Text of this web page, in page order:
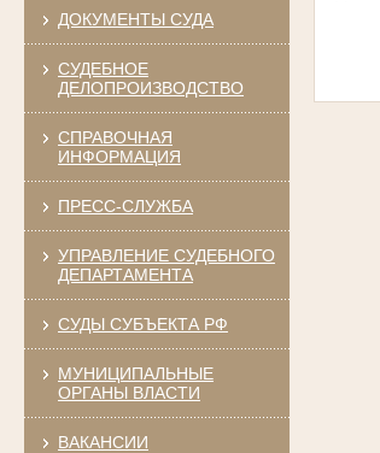
ДОКУМЕНТЫ СУДА
СУДЕБНОЕ
ДЕЛОПРОИЗВОДСТВО
СПРАВОЧНАЯ
ИНФОРМАЦИЯ
ПРЕСС-СЛУЖБА
УПРАВЛЕНИЕ СУДЕБНОГО
ДЕПАРТАМЕНТА
СУДЫ СУБЪЕКТА РФ
МУНИЦИПАЛЬНЫЕ
ОРГАНЫ ВЛАСТИ
ВАКАНСИИ